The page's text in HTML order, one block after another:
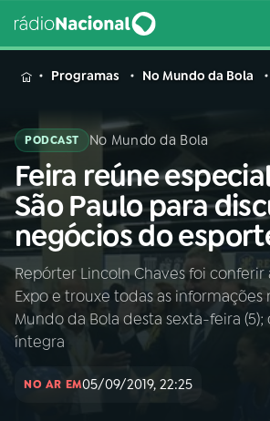
MENU
Buscar
na
Rádio
Nacional
Buscar
AO VIVO
01
02A RÁDIO
Programas No Mundo da Bola
PODCAST No Mundo da Bola
Feira reúne
São Paulo para
negócios do
Repórter Lincoln Chaves foi conferir
Expo e trouxe todas as
Mundo da Bola desta sexta-feira
íntegra
NO AR EM05/09/2019, 22:25